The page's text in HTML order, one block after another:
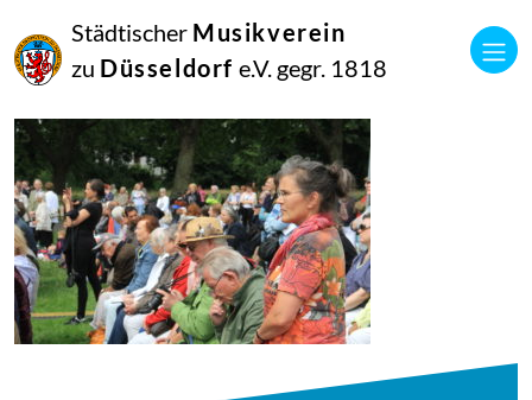
Städtischer Musikverein
zu Düsseldorf e.V. gegr. 1818
Juni
2018
Manfred Hill